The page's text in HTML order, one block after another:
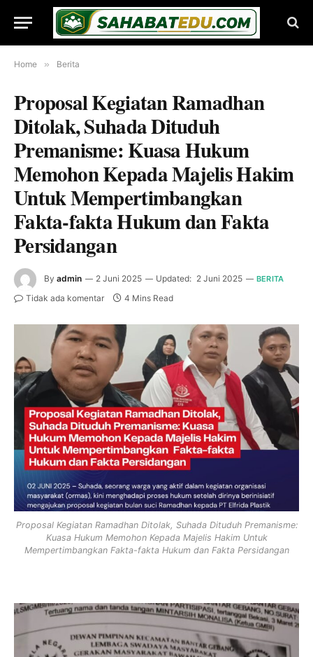
Home » Berita
Proposal Kegiatan Ramadhan
Ditolak, Suhada Dituduh
Premanisme: Kuasa Hukum
Memohon Kepada Majelis Hakim
Untuk Mempertimbangkan
Fakta-fakta Hukum dan Fakta
Persidangan
By admin 2 Juni 2025 Updated: 2 Juni 2025 BERITA
Tidak ada komentar 4 Mins Read
Proposal Kegiatan Ramadhan Ditolak, Suhada Dituduh Premanisme:
Kuasa Hukum Memohon Kepada Majelis Hakim Untuk
Mempertimbangkan Fakta-fakta Hukum dan Fakta Persidangan